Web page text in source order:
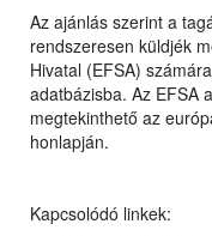
Az ajánlás szerint a
rendszeresen küldjék
Hivatal (EFSA)
adatbázisba. Az EFSA
megtekinthető az
honlapján.
Kapcsolódó linkek: